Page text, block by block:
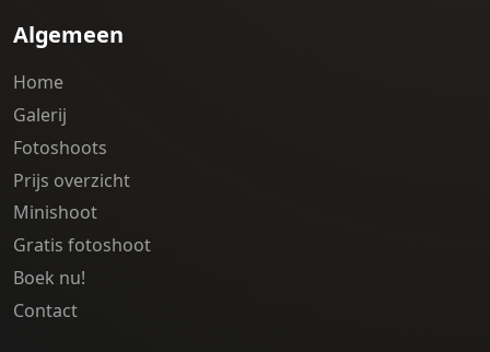
Algemeen
Home
Galerij
Fotoshoots
Prijs overzicht
Minishoot
Gratis fotoshoot
Boek nu!
Contact